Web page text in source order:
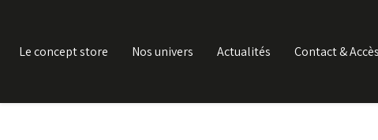
Le concept store Nos univers Actualités Contact & Accès